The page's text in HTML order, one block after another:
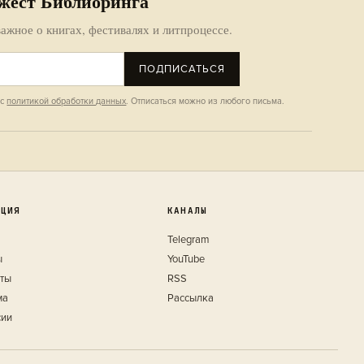
о книгах, фестивалях и литпроцессе.
ПОДПИСАТЬСЯ
политикой обработки данных. Отписаться можно из любого письма.
КАНАЛЫ
Telegram
YouTube
RSS
Рассылка